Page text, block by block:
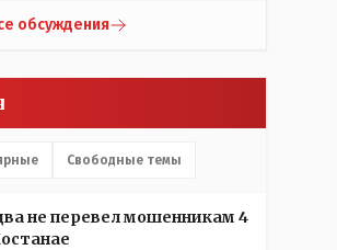
обсуждения
Свободные темы
не перевел мошенникам 4